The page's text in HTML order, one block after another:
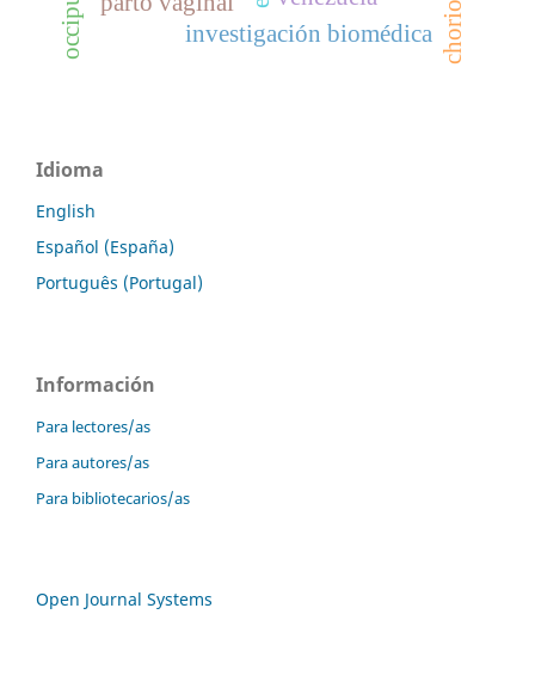
investigación biomédica
Idioma
English
Español (España)
Português (Portugal)
Información
Para lectores/as
Para autores/as
Para bibliotecarios/as
Open Journal Systems